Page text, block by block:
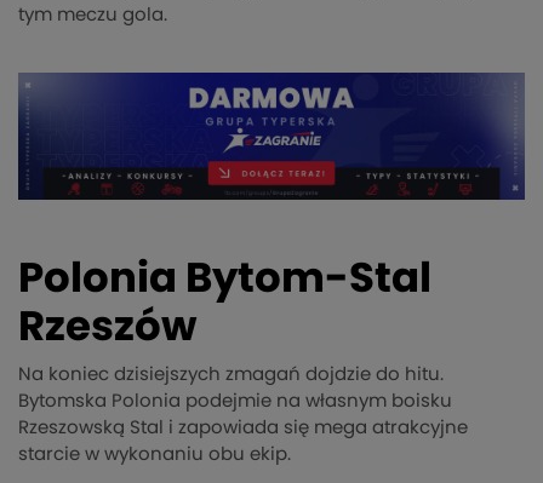
tym meczu gola.
Polonia Bytom-Stal
Rzeszów
Na koniec dzisiejszych zmagań dojdzie do hitu.
Bytomska Polonia podejmie na własnym boisku
Rzeszowską Stal i zapowiada się mega atrakcyjne
starcie w wykonaniu obu ekip.